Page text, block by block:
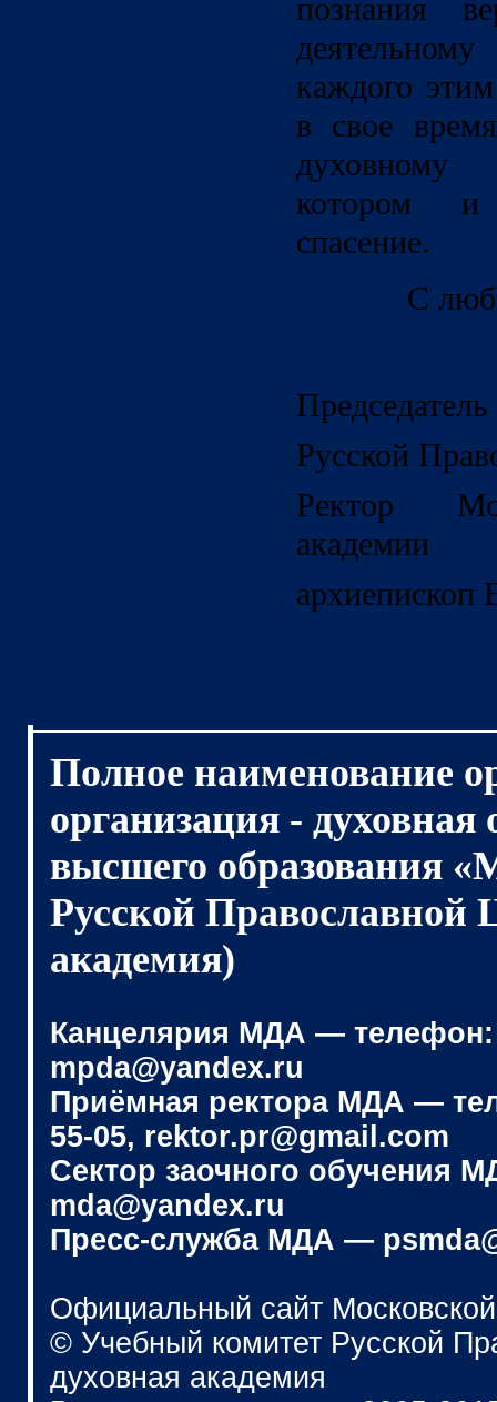
познания
каждого
в свое
котором и
спасение.
С
Русской
Ректор
академии
архиепископ
Полное наименование
организация - духовная
высшего образования
Русской Православной
академия)
Канцелярия МДА — телефон:
mpda@yandex.ru
Приёмная ректора МДА —
55-05, rektor.pr@gmail.com
Сектор заочного обучения
mda@yandex.ru
Пресс-служба МДА —
Официальный сайт
© Учебный комитет Русской
духовная академия